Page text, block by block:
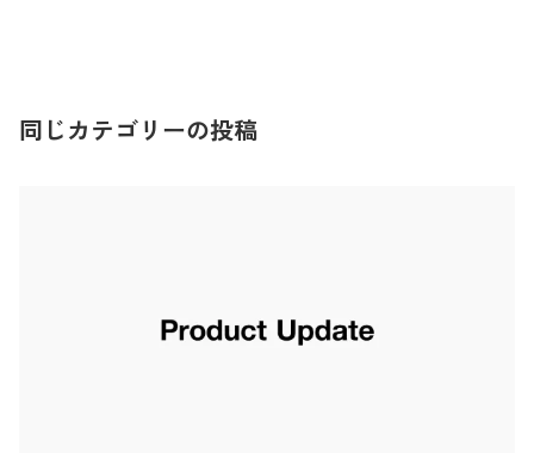
同じカテゴリーの投稿